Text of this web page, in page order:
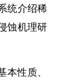
统介绍稀
蚀机理研
性质、